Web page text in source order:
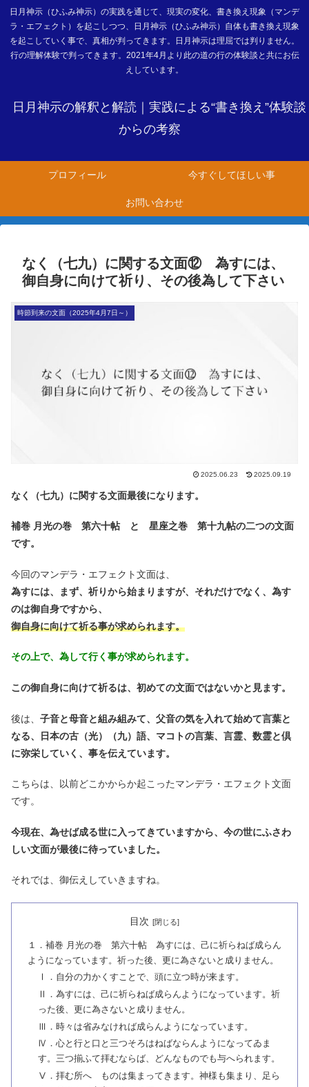
日月神示（ひふみ神示）の実践を通じて、現実の変化、書き換え現象（マンデ
ラ・エフェクト）を起こしつつ、日月神示（ひふみ神示）自体も書き換え現象
を起こしていく事で、真相が判ってきます。日月神示は理屈では判りません。
行の理解体験で判ってきます。2021年4月より此の道の行の体験談と共にお伝
えしています。
日月神示の解釈と解読｜実践による“書き換え”体験談
からの考察
プロフィール 今すぐしてほしい事
お問い合わせ
なく（七九）に関する文面⑫ 為すには、
御自身に向けて祈り、その後為して下さい
時節到来の文面（2025年4月7日～）
2025.06.23 2025.09.19
なく（七九）に関する文面最後になります。
補巻 月光の巻 第六十帖 と 星座之巻 第十九帖の二つの文面
です。
今回のマンデラ・エフェクト文面は、
為すには、まず、祈りから始まりますが、それだけでなく、為す
のは御自身ですから、
御自身に向けて祈る事が求められます。
その上で、為して行く事が求められます。
この御自身に向けて祈るは、初めての文面ではないかと見ます。
後は、 子音と母音と組み組みて、父音の気を入れて始めて言葉と
なる、日本の古（光）（九）語、マコトの言葉、言霊、数霊と倶
に弥栄していく、事を伝えています。
こちらは、以前どこかからか起こったマンデラ・エフェクト文面
です。
今現在、為せば成る世に入ってきていますから、今の世にふさわ
しい文面が最後に待っていました。
それでは、御伝えしていきますね。
目次
１．補巻 月光の巻 第六十帖 為すには、己に祈らねば成らん
ようになっています。祈った後、更に為さないと成りません。
Ⅰ．自分の力かくすことで、頭に立つ時が来ます。
Ⅱ．為すには、己に祈らねば成らんようになっています。祈
った後、更に為さないと成りません。
Ⅲ．時々は省みなければ成らんようになっています。
Ⅳ．心と行と口と三つそろはねばならんようになってゐま
す。三つ揃ふて拝むならば、どんなものでも与へられます。
Ⅴ．拝む所へ ものは集まってきます。神様も集まり、足ら